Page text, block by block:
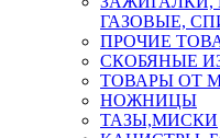
ГАЗОВЫЕ,
ПРОЧИЕ
СКОБЯНЫЕ
ТОВАРЫ ОТ
НОЖНИЦЫ
ТАЗЫ,МИСКИ